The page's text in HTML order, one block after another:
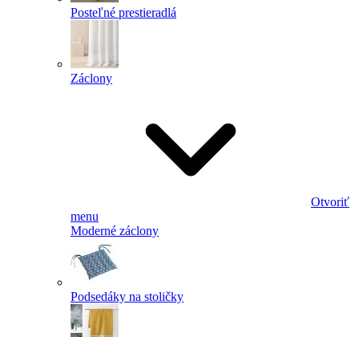
Posteľné prestieradlá
Záclony
Otvoriť
menu
Moderné záclony
Podsedáky na stoličky